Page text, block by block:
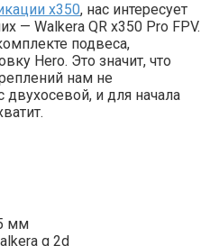
x350, нас интересует
— Walkera QR x350 Pro FPV.
подвеса,
Hero. Это значит, что
нам не
двухосевой, и для начала
мм
g 2d